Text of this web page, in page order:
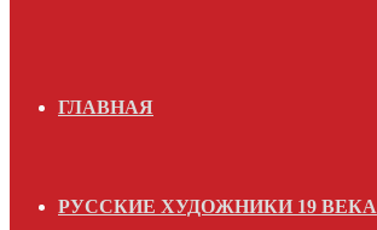
ГЛАВНАЯ
РУССКИЕ ХУДОЖНИКИ 19 ВЕКА